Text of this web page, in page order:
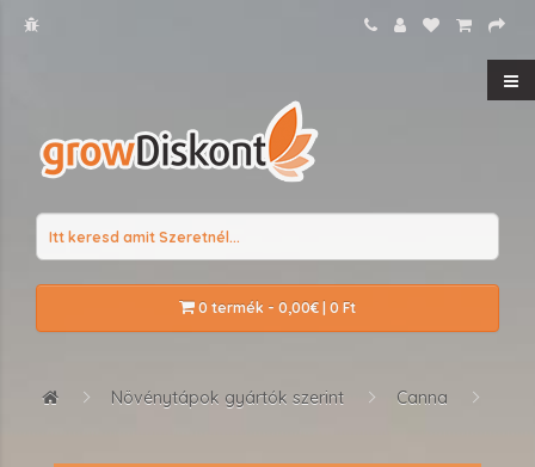
0 termék - 0,00€ | 0 Ft
Növénytápok gyártók szerint Canna